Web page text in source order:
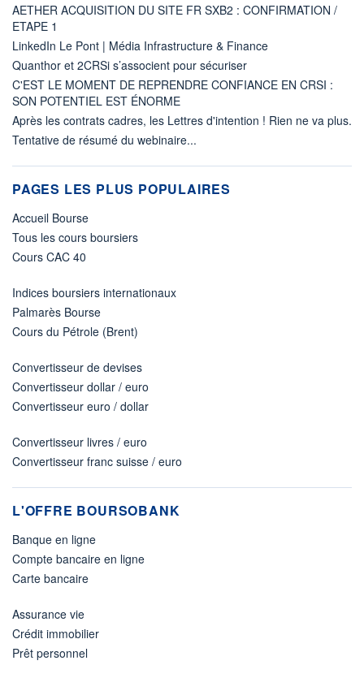
AETHER ACQUISITION DU SITE FR SXB2 : CONFIRMATION /
ETAPE 1
LinkedIn Le Pont | Média Infrastructure & Finance
Quanthor et 2CRSi s’associent pour sécuriser
C'EST LE MOMENT DE REPRENDRE CONFIANCE EN CRSI :
SON POTENTIEL EST ÉNORME
Après les contrats cadres, les Lettres d'intention ! Rien ne va plus.
Tentative de résumé du webinaire...
PAGES LES PLUS POPULAIRES
Accueil Bourse
Tous les cours boursiers
Cours CAC 40
Indices boursiers internationaux
Palmarès Bourse
Cours du Pétrole (Brent)
Convertisseur de devises
Convertisseur dollar / euro
Convertisseur euro / dollar
Convertisseur livres / euro
Convertisseur franc suisse / euro
L'OFFRE BOURSOBANK
Banque en ligne
Compte bancaire en ligne
Carte bancaire
Assurance vie
Crédit immobilier
Prêt personnel